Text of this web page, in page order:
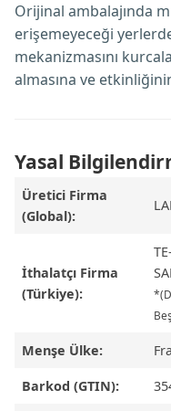
Orijinal ambalajında
erişemeyeceği
mekanizmasını
almasına ve
Yasal
Üretici Firma
(Global):
İthalatçı Firma
(Türkiye):
Menşe Ülke:
Barkod (GTIN):